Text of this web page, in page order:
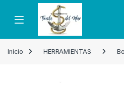
Skip to navigation
Skip to content
Open
Inicio HERRAMIENTAS